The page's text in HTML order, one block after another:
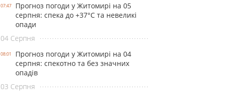
07:47
Прогноз погоди у Житомирі на 05
серпня: спека до +37°С та невеликі
опади
04 Серпня
08:01
Прогноз погоди у Житомирі на 04
серпня: спекотно та без значних
опадів
03 Серпня